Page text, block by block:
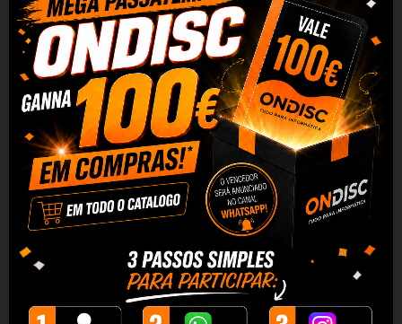
REVIEWS
MRINK132
Etiquetas MediaRange para CD|DVD|BD, 15-118mm, alto
brilho, Pack 100
As etiquetas MediaRange para suportes de armazenamento
ópticos são perfeitas para personalizar os seus discos. O
revestimento premium nas nossas etiquetas auto-adesivas
permite-lhe imprimir imagens de qualidade fotográfica e com
aspecto profissional. As etiquetas podem ser